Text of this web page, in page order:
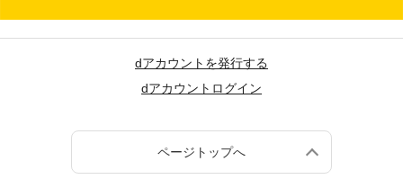
dアカウントを発行する
dアカウントログイン
ページトップへ